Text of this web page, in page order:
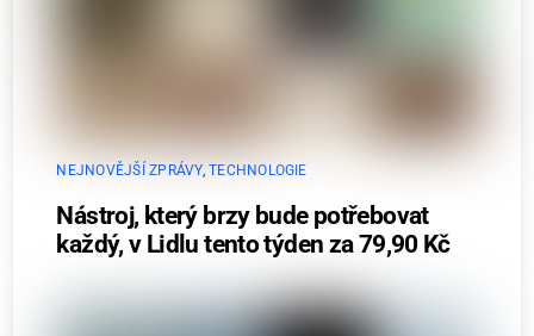
NEJNOVĚJŠÍ ZPRÁVY,TECHNOLOGIE
Nástroj, který brzy bude potřebovat
každý, v Lidlu tento týden za 79,90 Kč